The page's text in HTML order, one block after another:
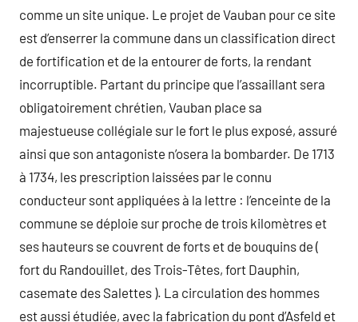
comme un site unique. Le projet de Vauban pour ce site
est d’enserrer la commune dans un classification direct
de fortification et de la entourer de forts, la rendant
incorruptible. Partant du principe que l’assaillant sera
obligatoirement chrétien, Vauban place sa
majestueuse collégiale sur le fort le plus exposé, assuré
ainsi que son antagoniste n’osera la bombarder. De 1713
à 1734, les prescription laissées par le connu
conducteur sont appliquées à la lettre : l’enceinte de la
commune se déploie sur proche de trois kilomètres et
ses hauteurs se couvrent de forts et de bouquins de (
fort du Randouillet, des Trois-Têtes, fort Dauphin,
casemate des Salettes ). La circulation des hommes
est aussi étudiée, avec la fabrication du pont d’Asfeld et